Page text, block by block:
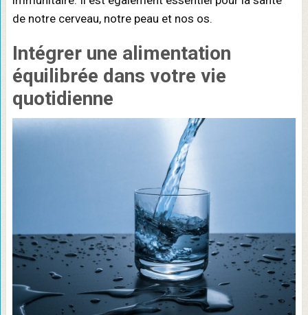
de notre cerveau, notre peau et nos os.
Intégrer une alimentation
équilibrée dans votre vie
quotidienne